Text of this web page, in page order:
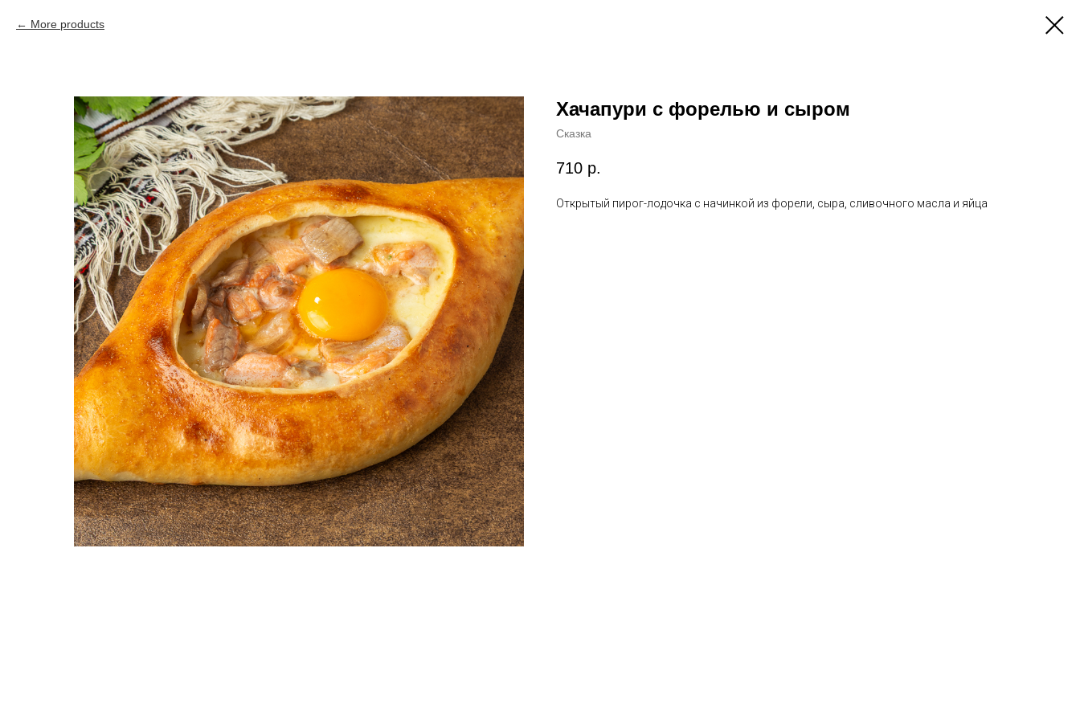
More products
Хачапури с форелью и сыром
Сказка
710 р.
Открытый пирог-лодочка с начинкой из форели, сыра, сливочного масла и яйца